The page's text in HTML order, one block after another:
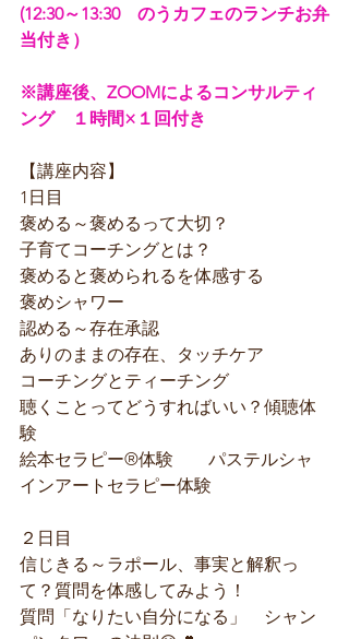
(12:30～13:30　のうカフェのランチお弁
当付き）
※講座後、ZOOMによるコンサルティ
ング　１時間×１回付き
【講座内容】
1日目
褒める～褒めるって大切？
子育てコーチングとは？
褒めると褒められるを体感する
褒めシャワー
認める～存在承認
ありのままの存在、タッチケア
コーチングとティーチング
聴くことってどうすればいい？傾聴体
験
絵本セラピー®︎体験　　パステルシャ
インアートセラピー体験
２日目
信じきる～ラポール、事実と解釈っ
て？質問を体感してみよう！
質問「なりたい自分になる」　シャン